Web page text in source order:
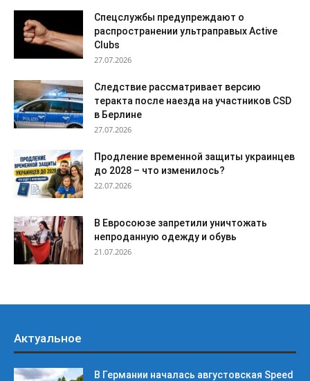
Спецслужбы предупреждают о
распространении ультраправых Active
Clubs
27.07.2026
Следствие рассматривает версию
теракта после наезда на участников CSD
в Берлине
27.07.2026
Продление временной защиты украинцев
до 2028 – что изменилось?
22.07.2026
В Евросоюзе запретили уничтожать
непроданную одежду и обувь
21.07.2026
Актуальное
В Германии началась августовская Speed